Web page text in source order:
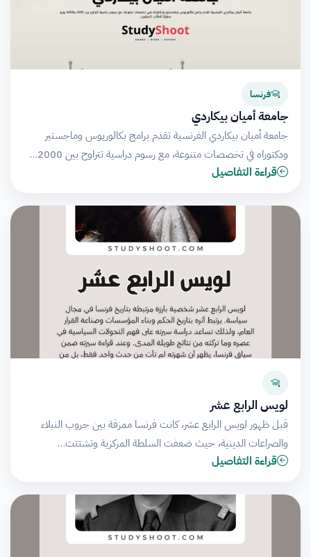
فرنسا
جامعة أميان بيكاردي
جامعة أميان بيكاردي الفرنسية تقدم برامج بكالوريوس وماجستير
ودكتوراه في تخصصات متنوعة، مع رسوم دراسية تتراوح بين 2000…
قراءة التفاصيل
لويس الرابع عشر
قبل ظهور لويس الرابع عشر، كانت فرنسا ممزقة بين حروب النبلاء
والصراعات الدينية، حيث ضعفت السلطة المركزية وتشتتت…
قراءة التفاصيل